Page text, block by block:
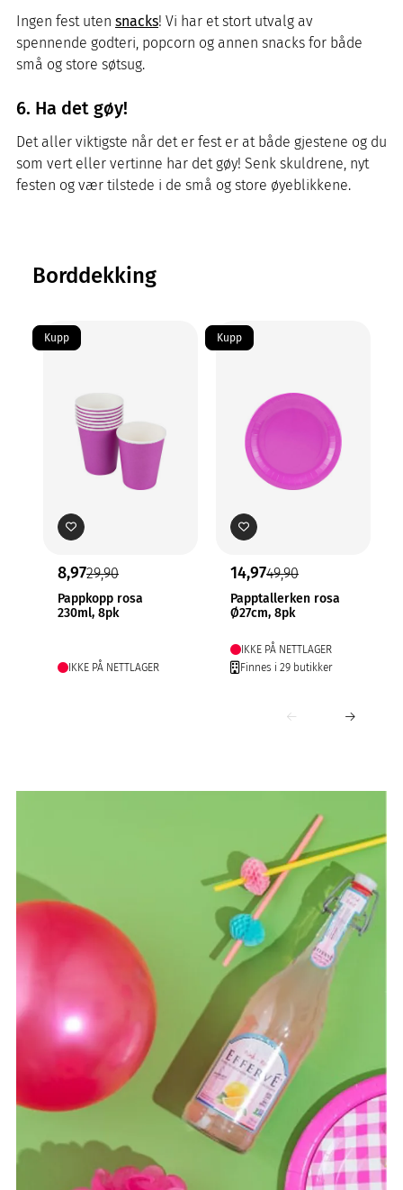
Ingen fest uten snacks! Vi har et stort utvalg av
spennende godteri, popcorn og annen snacks for både
små og store søtsug.
6. Ha det gøy!
Det aller viktigste når det er fest er at både gjestene og du
som vert eller vertinne har det gøy! Senk skuldrene, nyt
festen og vær tilstede i de små og store øyeblikkene.
Borddekking
Kupp
8,9729,90
Pappkopp rosa
230ml, 8pk
IKKE PÅ NETTLAGER
Kupp
14,9749,90
Papptallerken rosa
Ø27cm, 8pk
IKKE PÅ NETTLAGER
Finnes i 29 butikker